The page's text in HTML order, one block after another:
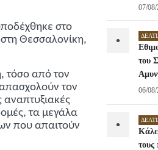
στο
Θεσσαλονίκη,
τόσο από τον
τον
αναπτυξιακές
τα μεγάλα
που απαιτούν
07/
•
του
06/
•
τους